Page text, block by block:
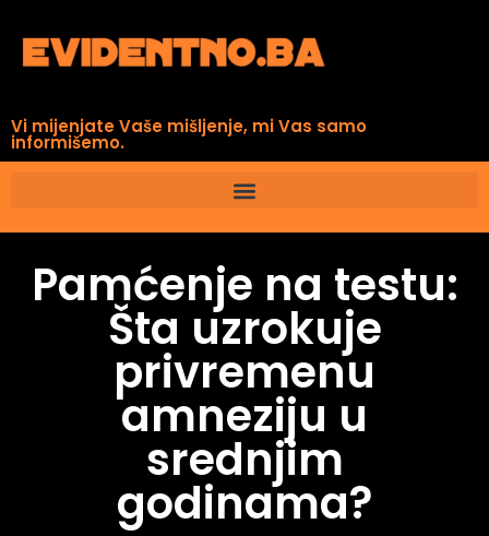
Vi mijenjate Vaše mišljenje, mi Vas samo
informišemo.
Pamćenje na testu:
Šta uzrokuje
privremenu
amneziju u
srednjim
godinama?